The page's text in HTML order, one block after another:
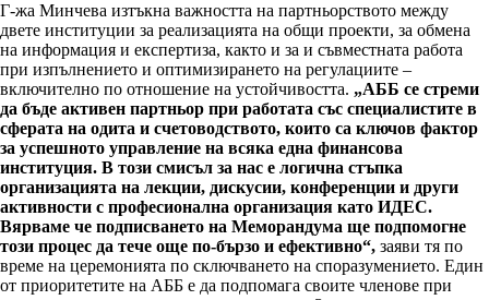
Г-жа Минчева изтъкна важността на партньорството между
двете институции за реализацията на общи проекти, за обмена
на информация и експертиза, както и за и съвместната работа
при изпълнението и оптимизирането на регулациите –
включително по отношение на устойчивостта. „АББ се стреми
да бъде активен партньор при работата със специалистите в
сферата на одита и счетоводството, които са ключов фактор
за успешното управление на всяка една финансова
институция. В този смисъл за нас е логична стъпка
организацията на лекции, дискусии, конференции и други
активности с професионална организация като ИДЕС.
Вярваме че подписването на Меморандума ще подпомогне
този процес да тече още по-бързо и ефективно“, заяви тя по
време на церемонията по сключването на споразумението. Един
от приоритетите на АББ е да подпомага своите членове при